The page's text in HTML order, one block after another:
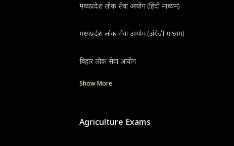
मध्यप्रदेश लोक सेवा आयोग (हिंदी माध्यम)
मध्यप्रदेश लोक सेवा आयोग (अंग्रेजी माध्यम)
बिहार लोक सेवा आयोग
Show More
Agriculture Exams